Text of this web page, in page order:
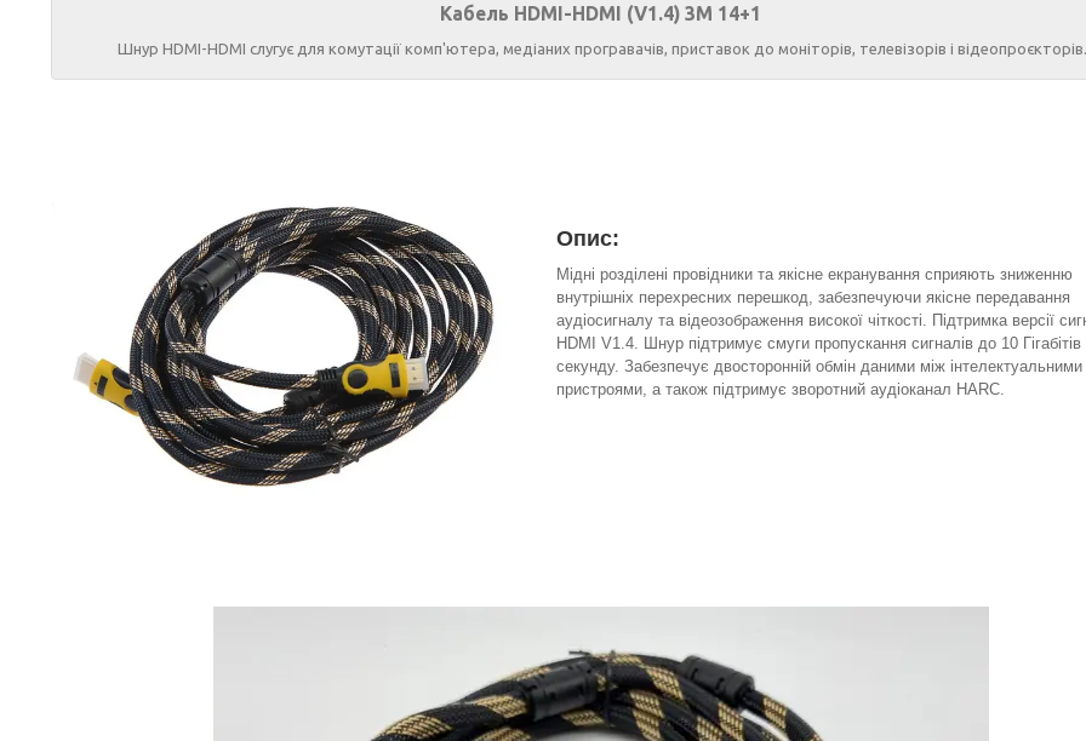
Кабель HDMI-HDMI (V1.4) 3M 14+1
Шнур HDMI-HDMI слугує для комутації комп'ютера, медіаних програвачів, приставок до моніторів, телевізорів і відеопроєкторів.
Опис:
Мідні розділені провідники та якісне екранування сприяють зниженню
внутрішніх перехресних перешкод, забезпечуючи якісне передавання
аудіосигналу та відеозображення високої чіткості. Підтримка версії
HDMI V1.4. Шнур підтримує смуги пропускання сигналів до 10 Гігабітів
секунду. Забезпечує двосторонній обмін даними між
пристроями, а також підтримує зворотний аудіоканал HARC.